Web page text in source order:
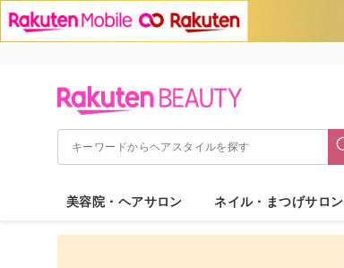
美容院・ヘアサロン ネイル・まつげサロン